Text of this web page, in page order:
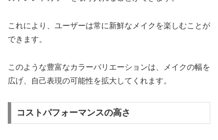
これにより、ユーザーは常に新鮮なメイクを楽しむことが
できます。
このような豊富なカラーバリエーションは、メイクの幅を
広げ、自己表現の可能性を拡大してくれます。
コストパフォーマンスの高さ